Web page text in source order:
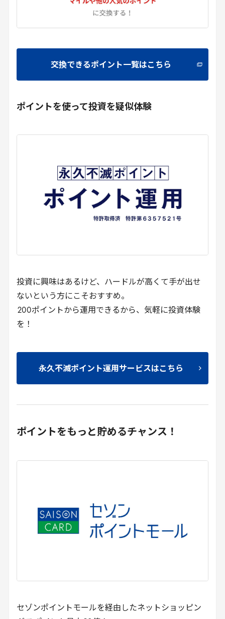
交換できるポイント一覧はこちら
ポイントを使って投資を疑似体験
投資に興味はあるけど、ハードルが高くて手が出せ
ないという方にこそおすすめ。
200ポイントから運用できるから、気軽に投資体験
を！
永久不滅ポイント運用サービスはこちら
ポイントをもっと貯めるチャンス！
セゾンポイントモールを経由したネットショッピン